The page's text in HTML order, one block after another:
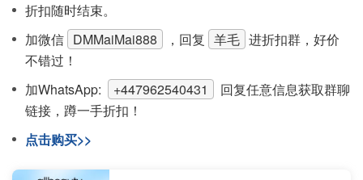
折扣随时结束。
加微信 DMMaiMai888 ，回复 羊毛 进折扣群，好价
不错过！
加WhatsApp:
+447962540431
回复任意信息获取群聊
链接，蹲一手折扣！
点击购买>>